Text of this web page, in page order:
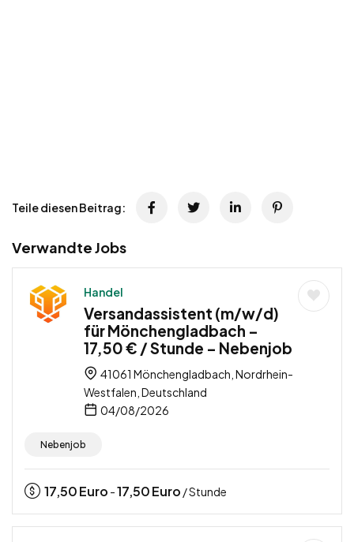
Teile diesen Beitrag:
Verwandte Jobs
Handel
Versandassistent (m/w/d)
für Mönchengladbach –
17,50 € / Stunde – Nebenjob
41061 Mönchengladbach, Nordrhein-
Westfalen, Deutschland
04/08/2026
Nebenjob
17,50Euro -17,50Euro / Stunde